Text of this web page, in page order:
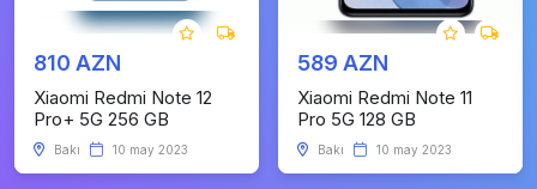
810 AZN
Xiaomi Redmi Note 12
Pro+ 5G 256 GB
Bakı 10 may 2023
589 AZN
Xiaomi Redmi Note 11
Pro 5G 128 GB
Bakı 10 may 2023